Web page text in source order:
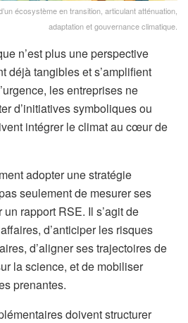
écosystème en transition, articulant atténuation,
adaptation et gouvernance climatique.
n’est plus une perspective
déjà tangibles et s’amplifient
les entreprises ne
d’initiatives symboliques ou
intégrer le climat au cœur de
adopter une stratégie
seulement de mesurer ses
rapport RSE. Il s’agit de
d’anticiper les risques
d’aligner ses trajectoires de
la science, et de mobiliser
prenantes.
doivent structurer